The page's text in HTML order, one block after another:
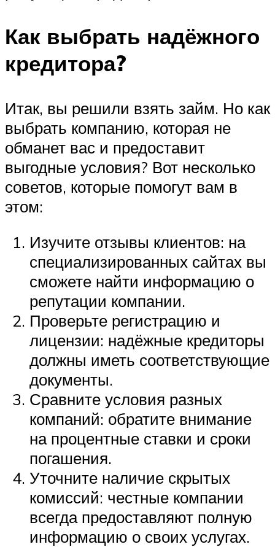
Как выбрать надёжного
кредитора?
Итак, вы решили взять займ. Но как
выбрать компанию, которая не
обманет вас и предоставит
выгодные условия? Вот несколько
советов, которые помогут вам в
этом:
Изучите отзывы клиентов: на
специализированных сайтах вы
сможете найти информацию о
репутации компании.
Проверьте регистрацию и
лицензии: надёжные кредиторы
должны иметь соответствующие
документы.
Сравните условия разных
компаний: обратите внимание
на процентные ставки и сроки
погашения.
Уточните наличие скрытых
комиссий: честные компании
всегда предоставляют полную
информацию о своих услугах.